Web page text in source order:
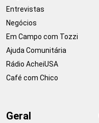
Entrevistas
Negócios
Em Campo com Tozzi
Ajuda Comunitária
Rádio AcheiUSA
Café com Chico
Geral